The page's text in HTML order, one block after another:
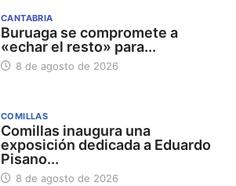
CANTABRIA
Buruaga se compromete a
«echar el resto» para...
8 de agosto de 2026
COMILLAS
Comillas inaugura una
exposición dedicada a Eduardo
Pisano...
8 de agosto de 2026